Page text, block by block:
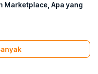
Marketplace, Apa yang